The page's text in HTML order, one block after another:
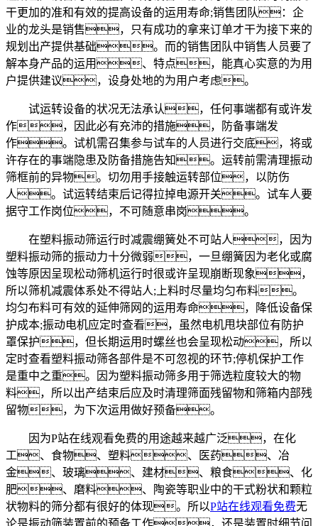
干更加的准和有效的提高设备的运用寿命;销售团队：企
业的龙头是销售，只有成功的拿来订单才干为接下来的
规划出产提供基础。而的销售团队中销售人员要了
解本身产品的运用、特点，能真心实意的为用
户提供建议，设身处地的为用户考虑。
试运转设备的状况无法承认，任何事端都有或许发
作，因此必有充沛的措施，防备事端发
作。试机需召集参与试车的人员进行交底，将或
许存在的事端隐患及防备措施告知。运转前需清理振动
筛框前的异物。切勿用手接触运转部位，以防伤
人。试运转结束后记得拉掉电源开关。试车人要
据守工作岗位，不可随意串岗。
在塑料振动筛运行时减震绷簧处不可站人，因为
塑料振动筛的振动力十分微弱，一旦绷簧因为老化或腐
蚀等原因呈现松动筛机运行时很或许呈现崩断现象，
所以筛机减震体系处不得站人;上料时尽量均匀布料。
均匀布料可有效的延伸筛网的运用寿命，降低设备保
护成本;振动电机应定时查看，虽然电机甩块部位有防护
罩保护，但长期运用时螺丝也会呈现松动，所以
定时查看塑料振动筛各部件是不可忽视的环节;停机保护工作
是重中之重。因为塑料振动筛多用于筛选粒度较大的物
料，所以出产结束后应及时清理筛面残留物和筛箱内部残
留物，为下次运用做好预备。
因为P站在线观看免费的用途越来越广泛，在化
工、食物、塑料、医药、冶
金、玻璃、建材、粮食、化
肥、磨料、陶瓷等职业中的干式粉状和颗粒
状物料的筛分都有很好的体现。所以P站在线观看免费无
论是振动筛装置前的预备工作，还是装置时细节问